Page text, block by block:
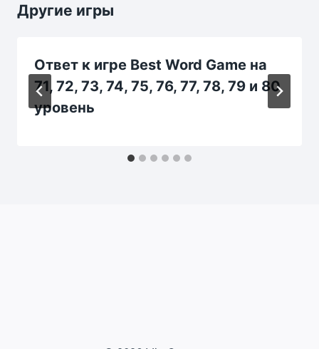
Другие игры
Ответ к игре Best Word Game на
71, 72, 73, 74, 75, 76, 77, 78, 79 и 80
уровень